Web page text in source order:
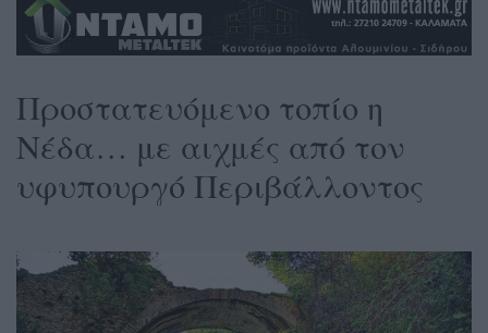
Προστατευόμενο τοπίο η
Νέδα… με αιχμές από τον
υφυπουργό Περιβάλλοντος